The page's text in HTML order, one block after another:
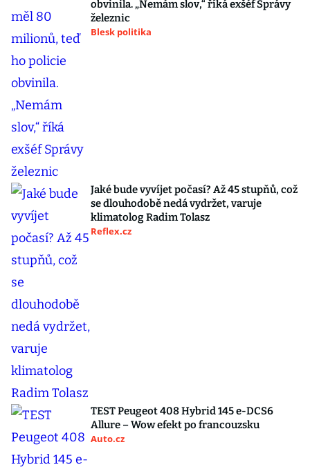
obvinila. „Nemám slov,“ říká exšéf Správy
železnic
Blesk politika
Jaké bude vyvíjet počasí? Až 45 stupňů, což
se dlouhodobě nedá vydržet, varuje
klimatolog Radim Tolasz
Reflex.cz
TEST Peugeot 408 Hybrid 145 e-DCS6
Allure – Wow efekt po francouzsku
Auto.cz